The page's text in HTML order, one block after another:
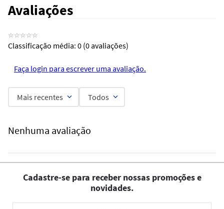
Avaliações
☆☆☆☆☆
Classificação média: 0 (0 avaliações)
Faça login para escrever uma avaliação.
Mais recentes Todos
Nenhuma avaliação
Cadastre-se para receber nossas promoções e
novidades.